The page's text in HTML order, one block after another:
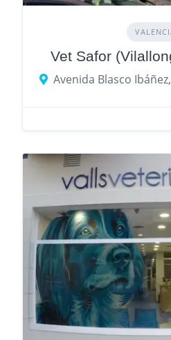
Vet Safor
Avenida Blasco